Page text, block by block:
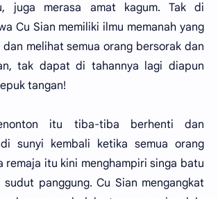
juga merasa amat kagum. Tak di
Cu Sian memiliki ilmu memanah yang
melihat semua orang bersorak dan
tak dapat di tahannya lagi diapun
tangan!
itu tiba-tiba berhenti dan
sunyi kembali ketika semua orang
remaja itu kini menghampiri singa batu
panggung. Cu Sian mengangkat